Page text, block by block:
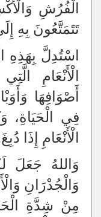
الْفُرُشِ
تَتَمَتَّعُونَ بِهِ
اسْتُدِلَّ بِهَذِهِ
الْأَنْعَامِ
أَصْوَافِهَا
فِي الْحَيَاةِ،
الْأَنْعَامِ إِذَا
وَاللهُ جَعَلَ
وَالْجُدْرَانِ
مِنْ شِدَّةِ